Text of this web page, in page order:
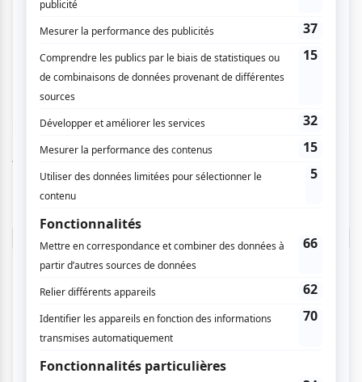
impatience le calendrier des prochains
événements !
Vous devez être connecté pour
donner un avis.
Connectez-vous ici.